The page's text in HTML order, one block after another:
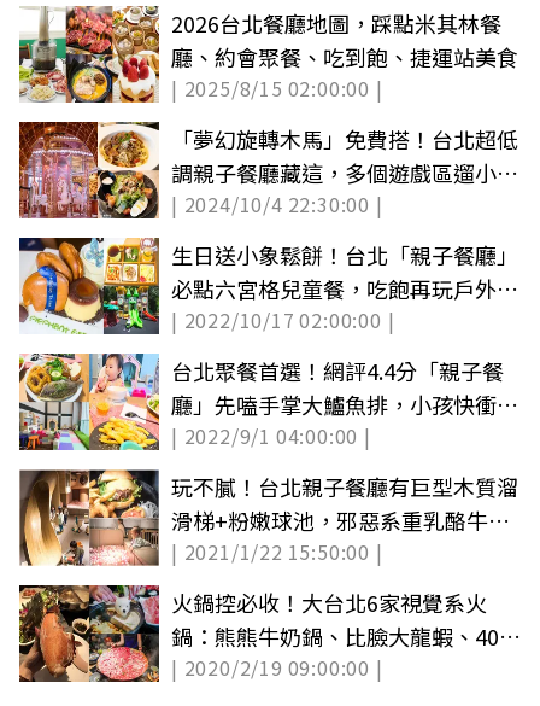
2026台北餐廳地圖，踩點米其林餐
廳、約會聚餐、吃到飽、捷運站美食
| 2025/8/15 02:00:00 |
「夢幻旋轉木馬」免費搭！台北超低
調親子餐廳藏這，多個遊戲區遛小孩
嗨翻
| 2024/10/4 22:30:00 |
生日送小象鬆餅！台北「親子餐廳」
必點六宮格兒童餐，吃飽再玩戶外遊
樂區
| 2022/10/17 02:00:00 |
台北聚餐首選！網評4.4分「親子餐
廳」先嗑手掌大鱸魚排，小孩快衝兒
童遊戲區
| 2022/9/1 04:00:00 |
玩不膩！台北親子餐廳有巨型木質溜
滑梯+粉嫩球池，邪惡系重乳酪牛肉
漢堡也必吃
| 2021/1/22 15:50:00 |
火鍋控必收！大台北6家視覺系火
鍋：熊熊牛奶鍋、比臉大龍蝦、40盎
司牛肉盤
| 2020/2/19 09:00:00 |